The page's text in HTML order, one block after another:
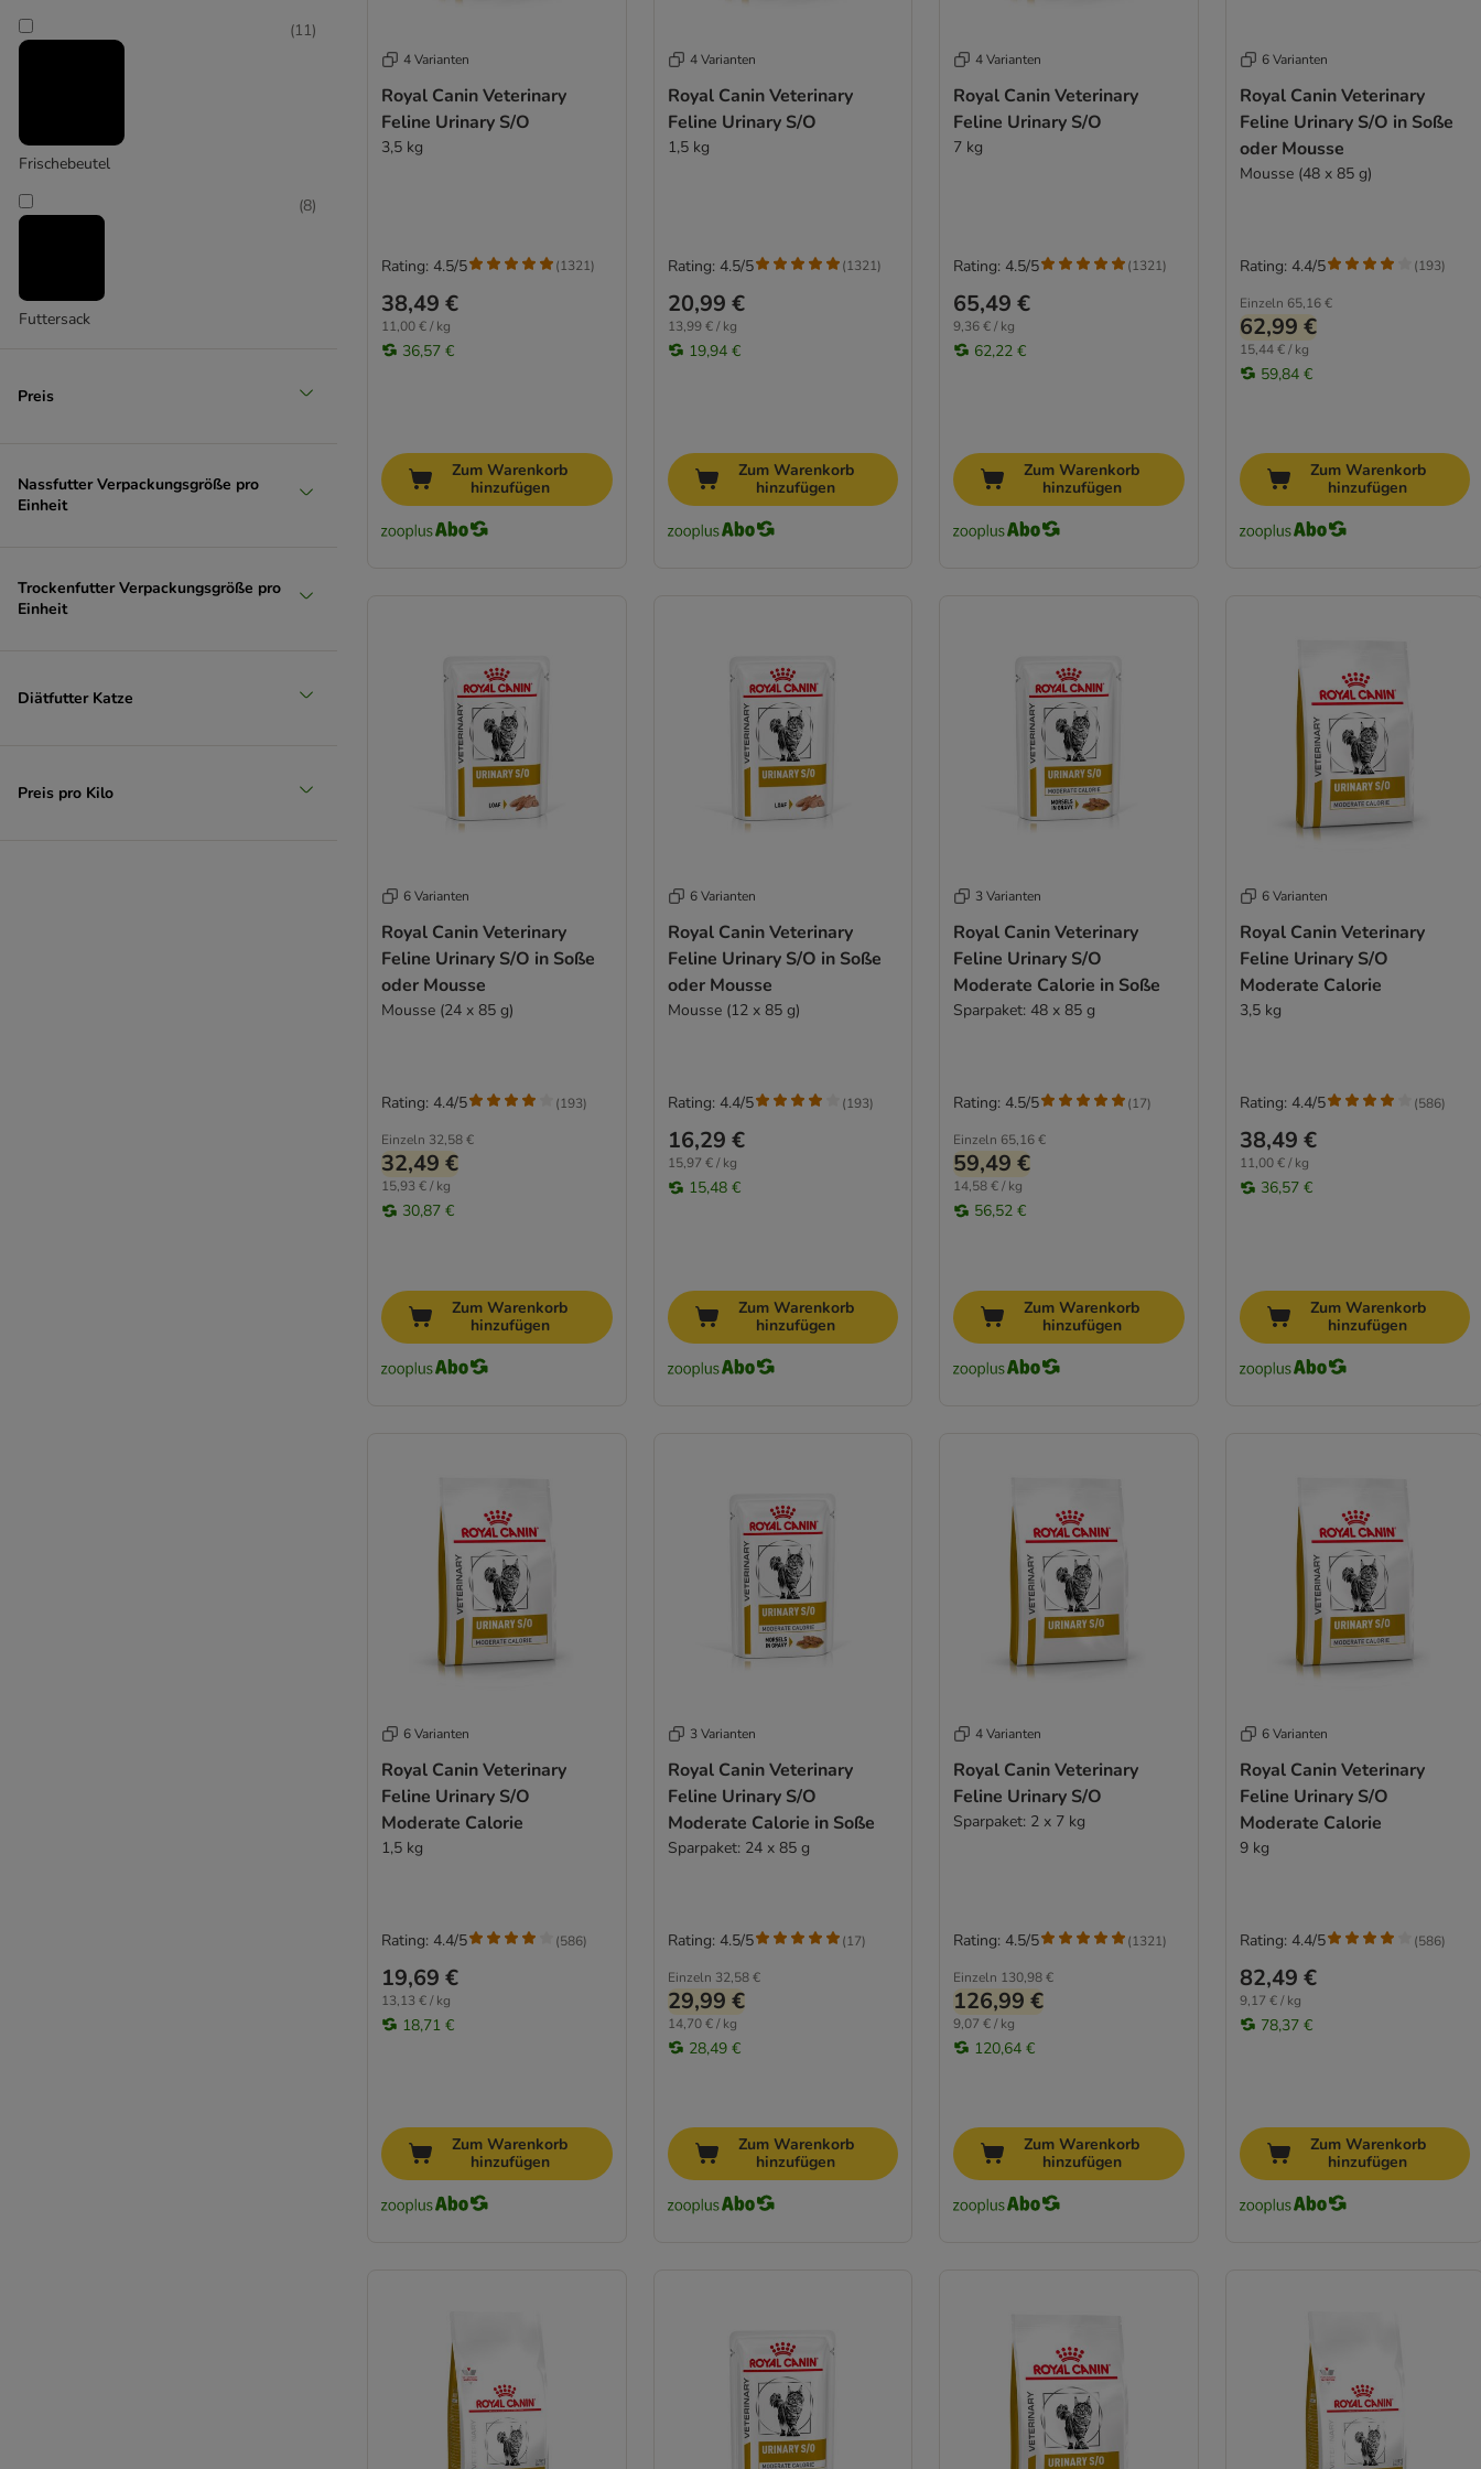
Hepatic - HF
Hypoallergenic - DR
Obesity Management - DP
Sensitivity Control - SC
Frischebeutel
(11)
Futtersack
(8)
Preis
Nassfutter Verpackungsgröße pro
Einheit
Trockenfutter Verpackungsgröße pro
Einheit
Diätfutter Katze
Preis pro Kilo
4 Varianten
Royal Canin Veterinary
Feline Urinary S/O
3,5 kg
38,49 €
11,00 € / kg
36,57 €
Rating: 4.5/5 (1321)
Zum Warenkorb
hinzufügen
4 Varianten
Royal Canin Veterinary
Feline Urinary S/O
1,5 kg
20,99 €
13,99 € / kg
19,94 €
Rating: 4.5/5 (1321)
Zum Warenkorb
hinzufügen
4 Varianten
Royal Canin Veterinary
Feline Urinary S/O
7 kg
65,49 €
9,36 € / kg
62,22 €
Rating: 4.5/5 (1321)
Zum Warenkorb
hinzufügen
6 Varianten
Royal Canin Veterinary
Feline Urinary S/O in Soße
oder Mousse
Mousse (48 x 85 g)
Einzeln 65,16 €
62,99 €
15,44 € / kg
59,84 €
Rating: 4.4/5 (193)
Zum Warenkorb
hinzufügen
6 Varianten
Royal Canin Veterinary
Feline Urinary S/O in Soße
oder Mousse
Mousse (24 x 85 g)
Einzeln 32,58 €
32,49 €
15,93 € / kg
30,87 €
Rating: 4.4/5 (193)
Zum Warenkorb
hinzufügen
6 Varianten
Royal Canin Veterinary
Feline Urinary S/O in Soße
oder Mousse
Mousse (12 x 85 g)
16,29 €
15,97 € / kg
15,48 €
Rating: 4.4/5 (193)
Zum Warenkorb
hinzufügen
3 Varianten
Royal Canin Veterinary
Feline Urinary S/O
Moderate Calorie in Soße
Sparpaket: 48 x 85 g
Einzeln 65,16 €
59,49 €
14,58 € / kg
56,52 €
Rating: 4.5/5 (17)
Zum Warenkorb
hinzufügen
6 Varianten
Royal Canin Veterinary
Feline Urinary S/O
Moderate Calorie
3,5 kg
38,49 €
11,00 € / kg
36,57 €
Rating: 4.4/5 (586)
Zum Warenkorb
hinzufügen
6 Varianten
Royal Canin Veterinary
Feline Urinary S/O
Moderate Calorie
1,5 kg
19,69 €
13,13 € / kg
18,71 €
Rating: 4.4/5 (586)
Zum Warenkorb
hinzufügen
3 Varianten
Royal Canin Veterinary
Feline Urinary S/O
Moderate Calorie in Soße
Sparpaket: 24 x 85 g
Einzeln 32,58 €
29,99 €
14,70 € / kg
28,49 €
Rating: 4.5/5 (17)
Zum Warenkorb
hinzufügen
4 Varianten
Royal Canin Veterinary
Feline Urinary S/O
Sparpaket: 2 x 7 kg
Einzeln 130,98 €
126,99 €
9,07 € / kg
120,64 €
Rating: 4.5/5 (1321)
Zum Warenkorb
hinzufügen
6 Varianten
Royal Canin Veterinary
Feline Urinary S/O
Moderate Calorie
9 kg
82,49 €
9,17 € / kg
78,37 €
Rating: 4.4/5 (586)
Zum Warenkorb
hinzufügen